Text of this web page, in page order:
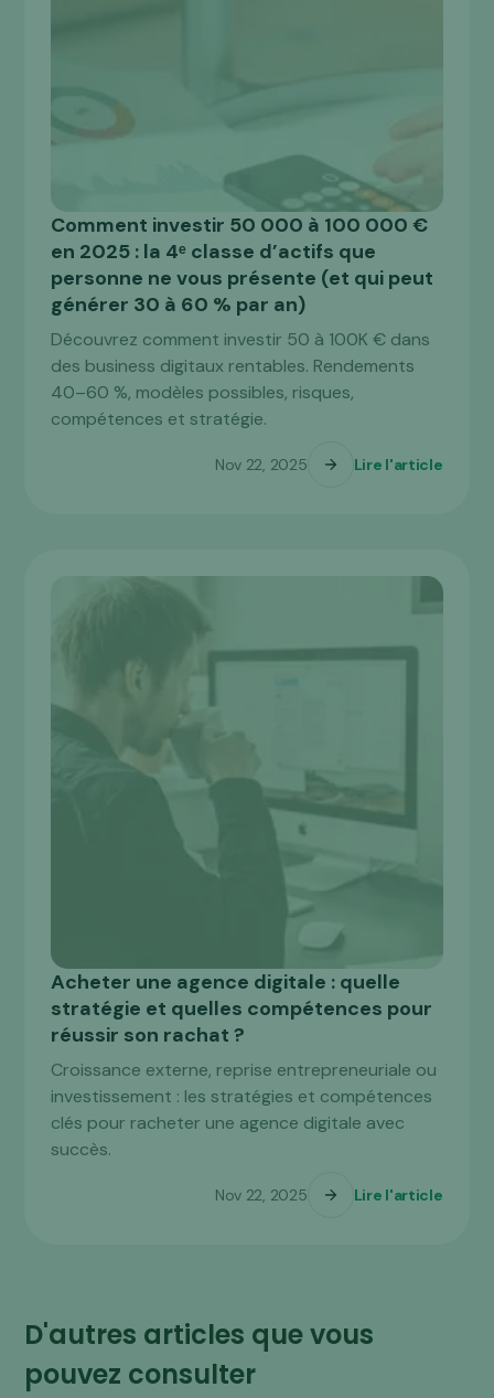
ACHETER
Comment investir 50 000 à 100 000 €
en 2025 : la 4ᵉ classe d’actifs que
personne ne vous présente (et qui peut
générer 30 à 60 % par an)
Découvrez comment investir 50 à 100K € dans
des business digitaux rentables. Rendements
40–60 %, modèles possibles, risques,
compétences et stratégie.
Nov 22, 2025 Lire l'article
ACHETER
Acheter une agence digitale : quelle
stratégie et quelles compétences pour
réussir son rachat ?
Croissance externe, reprise entrepreneuriale ou
investissement : les stratégies et compétences
clés pour racheter une agence digitale avec
succès.
Nov 22, 2025 Lire l'article
D'autres articles que vous
pouvez consulter